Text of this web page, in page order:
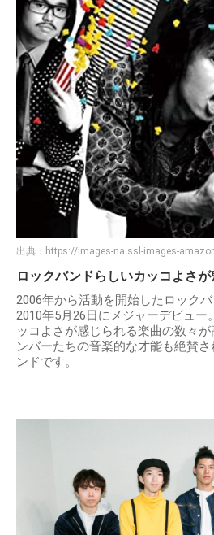
出典： https://images-na.ssl-images-
ロックバンドらしいカッコよさ
2006年から活動を開始したロックバ
2010年5月26日にメジャーデビュー
ッコよさが感じられる楽曲の数々
ンバーたちの音楽的な才能も絶賛
ンドです。